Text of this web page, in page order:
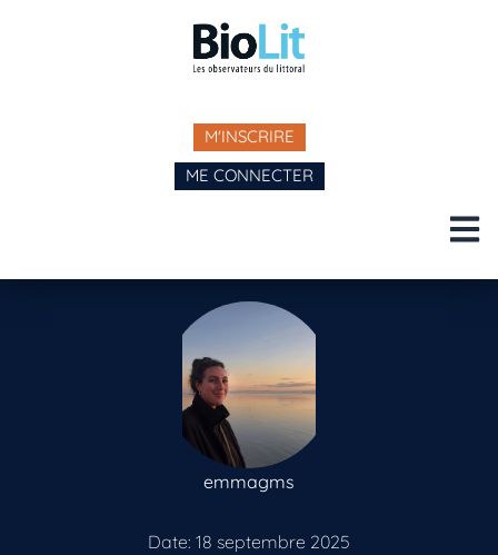
M'INSCRIRE
ME CONNECTER
emmagms
Date: 18 septembre 2025